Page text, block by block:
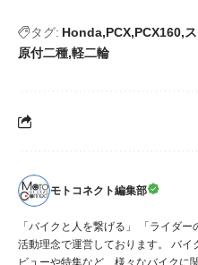
タグ: Honda PCX PCX160
原付二種 軽二輪
モトコネクト編集部
「バイクと人を繋げる」 「ライダ
活動理念で運営しております。 バイ
ビューや特集など、様々なバイクに